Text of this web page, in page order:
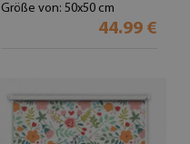
Größe von: 50x50 cm
44.99 €